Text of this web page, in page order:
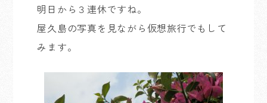
明日から３連休ですね。
屋久島の写真を見ながら仮想旅行でもして
みます。